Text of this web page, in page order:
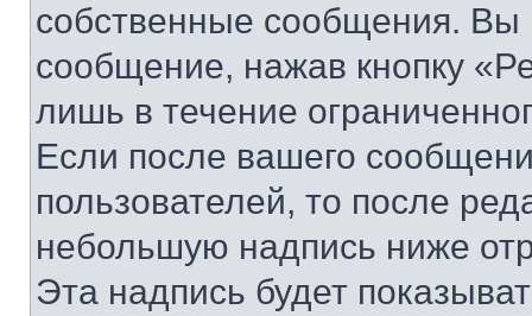
собственные сообщения. Вы
сообщение, нажав кнопку
лишь в течение
Если после вашего
пользователей, то после
небольшую надпись ниже
Эта надпись будет